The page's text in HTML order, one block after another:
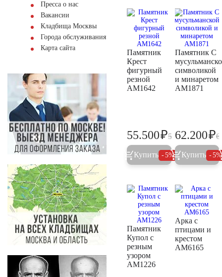
Пресса о нас
Вакансии
Кладбища Москвы
Города обслуживания
Карта сайта
Памятник
Крест
фигурный
резной
AM1642
58.400
55.500₽
Купить 5%
Памятник С
символикой
и минаретом
AM1871
62.200₽
Купить 5%
Памятник
Купол с
резным
узором
AM1226
Арка с
птицами и
крестом
AM6165